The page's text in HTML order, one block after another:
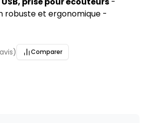
robuste et ergonomique -
Comparer